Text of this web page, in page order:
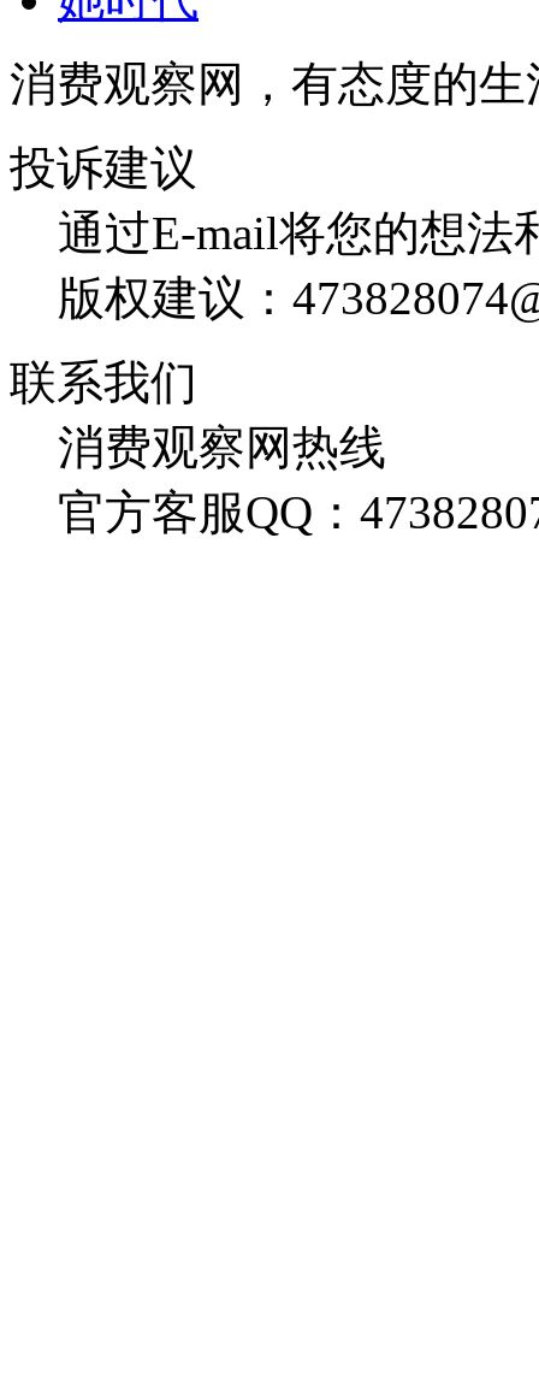
消费观察网，有态度的
投诉建议
通过E-mail将您的想法
版权建议：
联系我们
消费观察网热线
官方客服QQ：